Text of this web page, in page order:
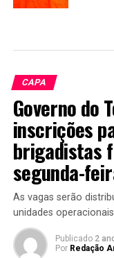
CAPA
Governo do
inscrições
brigadistas
segunda-
As vagas serão
unidades
Publicado 2
Por Redação